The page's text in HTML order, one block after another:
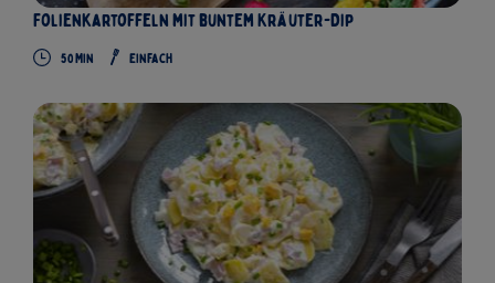
Folienkartoffeln mit buntem Kräuter-Dip
50Min Einfach